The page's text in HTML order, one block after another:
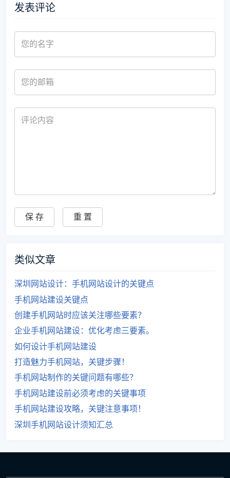
发表评论
类似文章
深圳网站设计：手机网站设计的关键点
手机网站建设关键点
创建手机网站时应该关注哪些要素？
企业手机网站建设：优化考虑三要素。
如何设计手机网站建设
打造魅力手机网站，关键步骤！
手机网站制作的关键问题有哪些？
手机网站建设前必须考虑的关键事项
手机网站建设攻略，关键注意事项！
深圳手机网站设计须知汇总